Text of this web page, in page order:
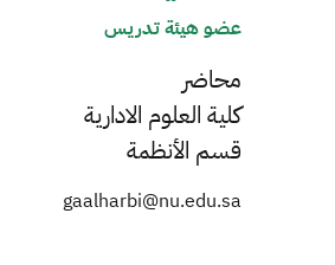
عضو هيئة تدريس
محاضر
كلية العلوم الادارية
قسم الأنظمة
gaalharbi@nu.edu.sa